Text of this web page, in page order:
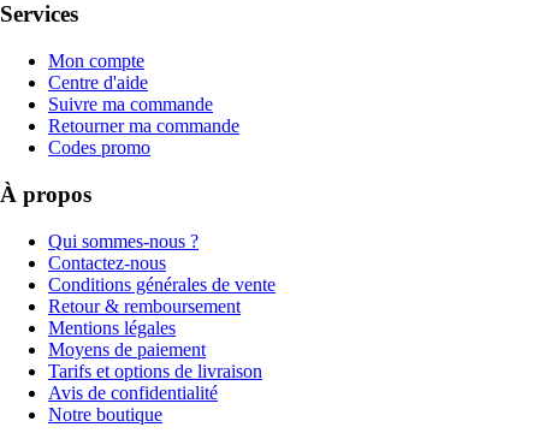
Services
Mon compte
Centre d'aide
Suivre ma commande
Retourner ma commande
Codes promo
À propos
Qui sommes-nous ?
Contactez-nous
Conditions générales de vente
Retour & remboursement
Mentions légales
Moyens de paiement
Tarifs et options de livraison
Avis de confidentialité
Notre boutique